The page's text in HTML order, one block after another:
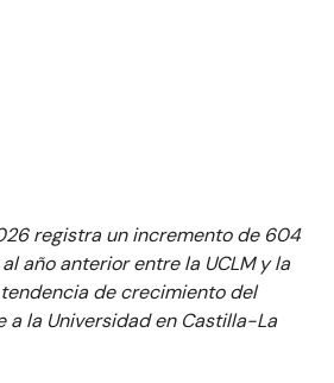
registra un incremento de 604
año anterior entre la UCLM y la
de crecimiento del
a la Universidad en Castilla-La